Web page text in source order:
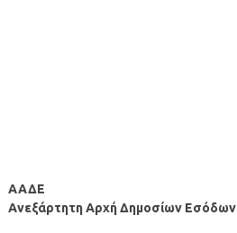
ΑΑΔΕ
Ανεξάρτητη Αρχή Δημοσίων Εσόδων